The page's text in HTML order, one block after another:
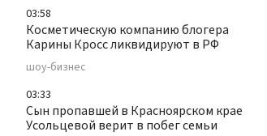
03:58
Косметическую компанию блогера
Карины Кросс ликвидируют в РФ
шоу-бизнес
03:33
Сын пропавшей в Красноярском крае
Усольцевой верит в побег семьи